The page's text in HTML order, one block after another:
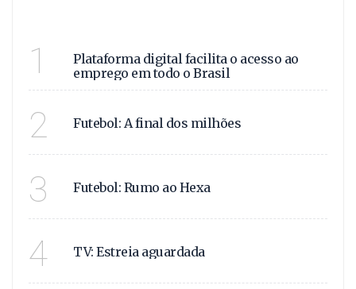
1
Plataforma digital facilita o acesso ao
emprego em todo o Brasil
2 Futebol: A final dos milhões
3 Futebol: Rumo ao Hexa
4 TV: Estreia aguardada